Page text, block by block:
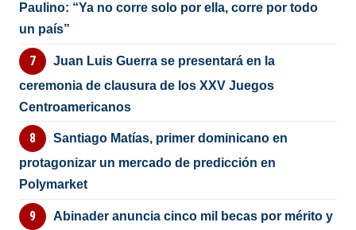
Paulino: “Ya no corre solo por ella, corre por todo
un país”
Juan Luis Guerra se presentará en la
ceremonia de clausura de los XXV Juegos
Centroamericanos
Santiago Matías, primer dominicano en
protagonizar un mercado de predicción en
Polymarket
Abinader anuncia cinco mil becas por mérito y